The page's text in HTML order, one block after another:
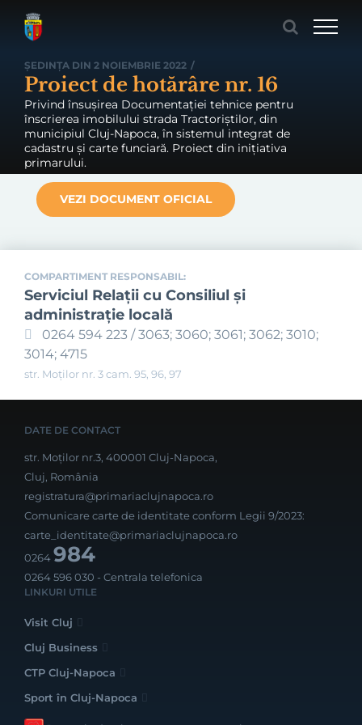
ȘEDINȚA DIN 2 NOIEMBRIE 2022 /
Proiect de hotărâre nr. 16
Privind însușirea Documentației tehnice pentru
înscrierea imobilului strada Tractoriștilor, din
municipiul Cluj-Napoca, în sistemul integrat de
cadastru și carte funciară. Proiect din inițiativa
primarului.
VEZI DOCUMENT OFICIAL
COMPARTIMENT RESPONSABIL:
Serviciul Relaţii cu Consiliul şi
administraţie locală
0264 594 223 / 3063; 3060; 3061; 3062; 3010;
3014; 4715
str. Moților nr. 3 cam. 95, 96, 97
DATE DE CONTACT
str. Moților nr.3, 400001 Cluj-Napoca,
Cluj, România
registratura@primariaclujnapoca.ro
Comunicare carte de identitate conform Legii 9/2023:
carte_identitate@primariaclujnapoca.ro
0264984
0264 596 030 - Centrala telefonica
LINKURI UTILE
Visit Cluj
Cluj Business
CTP Cluj-Napoca
Sport în Cluj-Napoca